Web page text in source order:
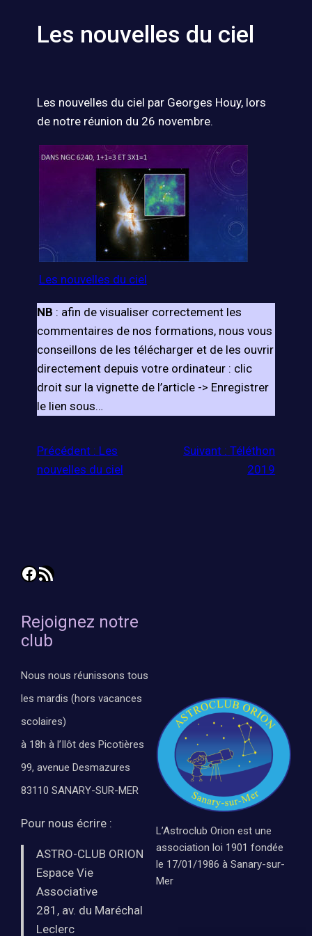
Les nouvelles du ciel
Les nouvelles du ciel par Georges Houy, lors
de notre réunion du 26 novembre.​​​​​​
Les nouvelles du ciel
NB : afin de visualiser correctement les
commentaires de nos formations, nous vous
conseillons de les télécharger et de les ouvrir
directement depuis votre ordinateur : clic
droit sur la vignette de l’article -> Enregistrer
le lien sous…
Précédent : Les
nouvelles du ciel
Suivant : Téléthon
2019
Facebook
Flux RSS
Rejoignez notre
club
Nous nous réunissons tous
les mardis (hors vacances
scolaires)
à 18h à l’Ilôt des Picotières
99, avenue Desmazures
83110 SANARY-SUR-MER
Pour nous écrire :
ASTRO-CLUB ORION
Espace Vie
Associative
281, av. du Maréchal
Leclerc
L’Astroclub Orion est une
association loi 1901 fondée
le 17/01/1986 à Sanary-sur-
Mer